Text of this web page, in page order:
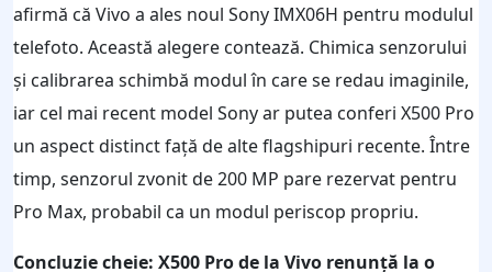
afirmă că Vivo a ales noul Sony IMX06H pentru modulul
telefoto. Această alegere contează. Chimica senzorului
și calibrarea schimbă modul în care se redau imaginile,
iar cel mai recent model Sony ar putea conferi X500 Pro
un aspect distinct față de alte flagshipuri recente. Între
timp, senzorul zvonit de 200 MP pare rezervat pentru
Pro Max, probabil ca un modul periscop propriu.
Concluzie cheie: X500 Pro de la Vivo renunță la o